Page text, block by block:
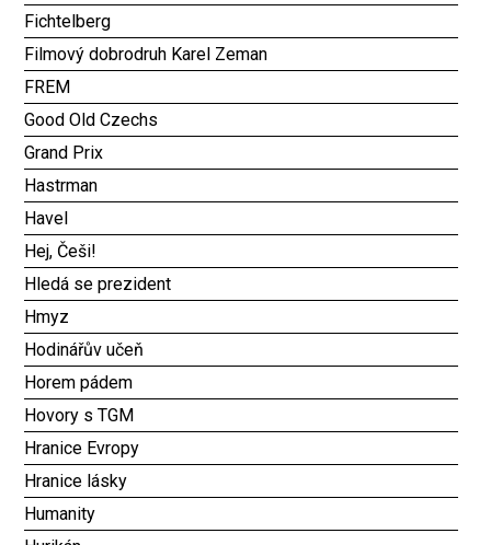
Fichtelberg
Filmový dobrodruh Karel Zeman
FREM
Good Old Czechs
Grand Prix
Hastrman
Havel
Hej, Češi!
Hledá se prezident
Hmyz
Hodinářův učeň
Horem pádem
Hovory s TGM
Hranice Evropy
Hranice lásky
Humanity